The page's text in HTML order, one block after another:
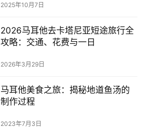
2025年10月7日
2026马耳他去卡塔尼亚短途旅行全
攻略：交通、花费与一日
2026年3月29日
马耳他美食之旅：揭秘地道鱼汤的
制作过程
2023年7月3日